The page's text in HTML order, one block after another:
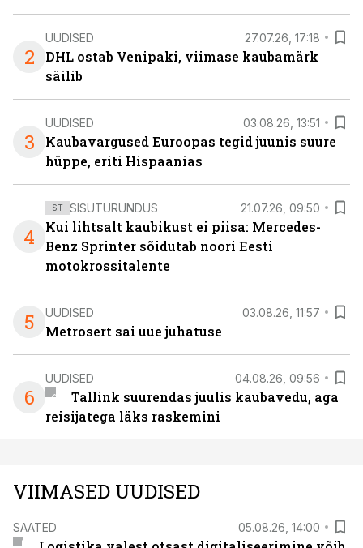
2
UUDISED 27.07.26, 17:18
DHL ostab Venipaki, viimase kaubamärk
säilib
3
UUDISED 03.08.26, 13:51
Kaubavargused Euroopas tegid juunis suure
hüppe, eriti Hispaanias
4
ST SISUTURUNDUS 21.07.26, 09:50
Kui lihtsalt kaubikust ei piisa: Mercedes-
Benz Sprinter sõidutab noori Eesti
motokrossitalente
5 UUDISED 03.08.26, 11:57
Metrosert sai uue juhatuse
6
UUDISED 04.08.26, 09:56
Tallink suurendas juulis kaubavedu, aga
reisijatega läks raskemini
VIIMASED UUDISED
SAATED 05.08.26, 14:00